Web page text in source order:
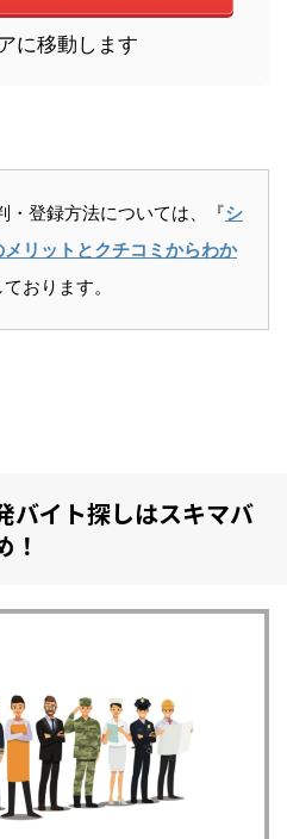
に移動します
・登録方法については、『シ
リットとクチコミからわか
おります。
バイト探しはスキマバ
！